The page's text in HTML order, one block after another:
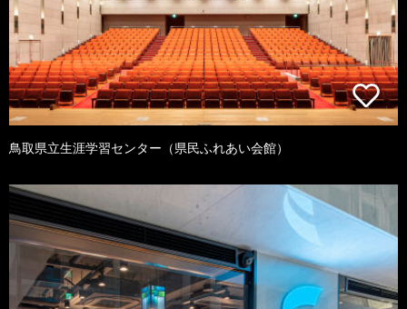
鳥取県立生涯学習センター（県民ふれあい会館）